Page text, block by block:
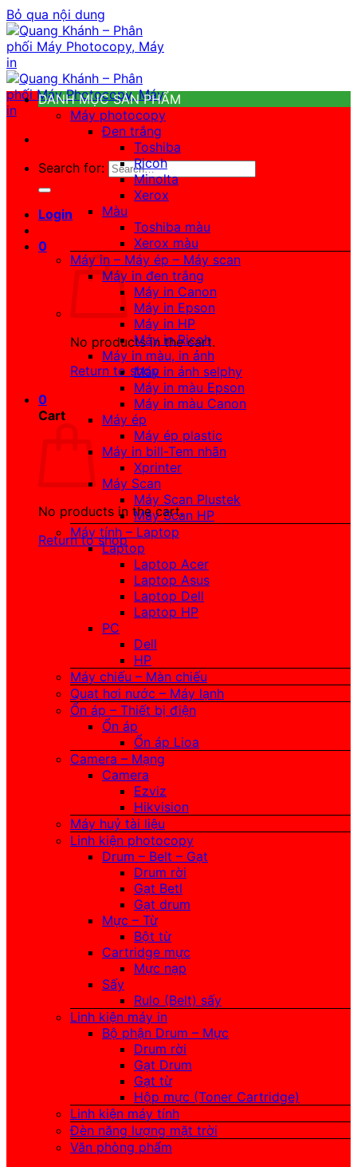
Bỏ qua nội dung
Search for:
Login
0
No products in the cart.
Return to shop
0
Cart
No products in the cart.
Return to shop
DANH MỤC SẢN PHẨM
Máy photocopy
Đen trắng
Toshiba
Ricoh
Minolta
Xerox
Màu
Toshiba màu
Xerox màu
Máy in – Máy ép – Máy scan
Máy in đen trắng
Máy in Canon
Máy in Epson
Máy in HP
Máy in Ricoh
Máy in màu, in ảnh
Máy in ảnh selphy
Máy in màu Epson
Máy in màu Canon
Máy ép
Máy ép plastic
Máy in bill-Tem nhãn
Xprinter
Máy Scan
Máy Scan Plustek
Máy Scan HP
Máy tính – Laptop
Laptop
Laptop Acer
Laptop Asus
Laptop Dell
Laptop HP
PC
Dell
HP
Máy chiếu – Màn chiếu
Quạt hơi nước – Máy lạnh
Ổn áp – Thiết bị điện
Ổn áp
Ổn áp Lioa
Camera – Mạng
Camera
Ezviz
Hikvision
Máy huỷ tài liệu
Linh kiện photocopy
Drum – Belt – Gạt
Drum rời
Gạt Betl
Gạt drum
Mực – Từ
Bột từ
Cartridge mực
Mực nạp
Sấy
Rulo (Belt) sấy
Linh kiện máy in
Bộ phận Drum – Mực
Drum rời
Gạt Drum
Gạt từ
Hộp mực (Toner Cartridge)
Linh kiện máy tính
Đèn năng lượng mặt trời
Văn phòng phẩm